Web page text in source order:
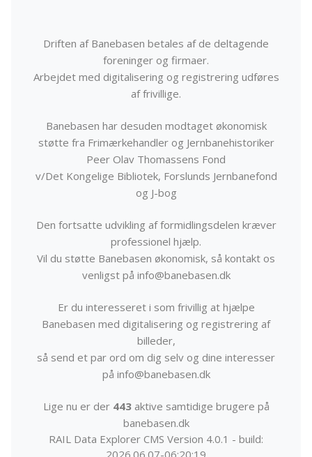
Driften af Banebasen betales af de deltagende
foreninger og firmaer.
Arbejdet med digitalisering og registrering udføres
af frivillige.
Banebasen har desuden modtaget økonomisk
støtte fra Frimærkehandler og Jernbanehistoriker
Peer Olav Thomassens Fond
v/Det Kongelige Bibliotek, Forslunds Jernbanefond
og J-bog
Den fortsatte udvikling af formidlingsdelen kræver
professionel hjælp.
Vil du støtte Banebasen økonomisk, så kontakt os
venligst på info@banebasen.dk
Er du interesseret i som frivillig at hjælpe
Banebasen med digitalisering og registrering af
billeder,
så send et par ord om dig selv og dine interesser
på info@banebasen.dk
Lige nu er der 443aktive samtidige brugere på
banebasen.dk
RAIL Data Explorer CMS Version 4.0.1 - build:
2026.06.07-06:20:19